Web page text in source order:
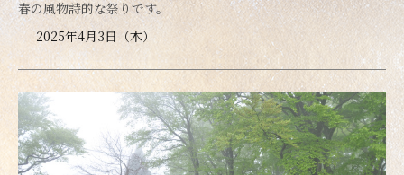
春の風物詩的な祭りです。
2025年4月3日（木）